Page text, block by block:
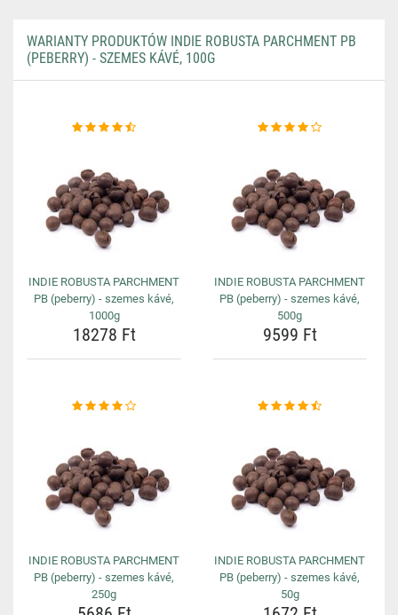
WARIANTY PRODUKTÓW INDIE ROBUSTA PARCHMENT PB
(PEBERRY) - SZEMES KÁVÉ, 100G
INDIE ROBUSTA PARCHMENT
PB (peberry) - szemes kávé,
1000g
18278 Ft
INDIE ROBUSTA PARCHMENT
PB (peberry) - szemes kávé,
500g
9599 Ft
INDIE ROBUSTA PARCHMENT
PB (peberry) - szemes kávé,
250g
INDIE ROBUSTA PARCHMENT
PB (peberry) - szemes kávé,
50g